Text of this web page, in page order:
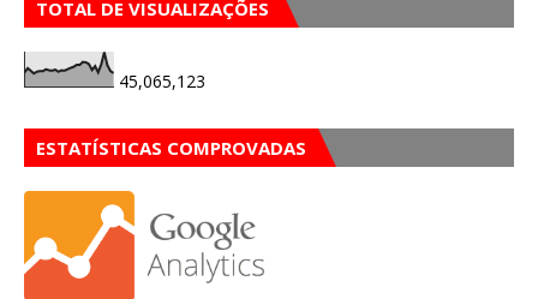
TOTAL DE VISUALIZAÇÕES
45,065,123
ESTATÍSTICAS COMPROVADAS